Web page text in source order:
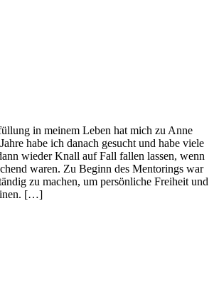
in meinem Leben hat mich zu Anne
habe ich danach gesucht und habe viele
wieder Knall auf Fall fallen lassen, wenn
waren. Zu Beginn des Mentorings war
zu machen, um persönliche Freiheit und
[…]